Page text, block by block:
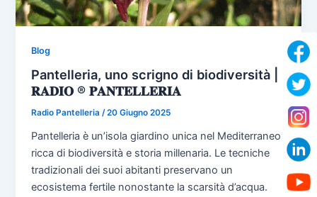
Blog
Pantelleria, uno scrigno di biodiversità |
𝐑𝐀𝐃𝐈𝐎 ® 𝐏𝐀𝐍𝐓𝐄𝐋𝐋𝐄𝐑𝐈𝐀
Radio Pantelleria/20 Giugno 2025
Pantelleria è un’isola giardino unica nel Mediterraneo,
ricca di biodiversità e storia millenaria. Le tecniche
tradizionali dei suoi abitanti preservano un
ecosistema fertile nonostante la scarsità d’acqua.